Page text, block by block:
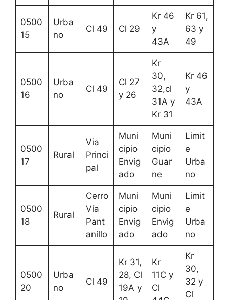
0500
15
Urba
no
Cl 49 Cl 29
Kr 46
y
43A
Kr 61,
63 y
49
0500
16
Urba
no
Cl 49
Cl 27
y 26
Kr
30,
32,cl
31A y
Kr 31
Kr 46
y
43A
0500
17
Rural
Via
Princi
pal
Muni
cipio
Envig
ado
Muni
cipio
Guar
ne
Limit
e
Urba
no
0500
18
Rural
Cerro
Vía
Pant
anillo
Muni
cipio
Envig
ado
Muni
cipio
Envig
ado
Limit
e
Urba
no
0500
20
Urba
no
Cl 49
Kr 31,
28, Cl
19A y
Kr
11C y
Cl
Kr
30,
32 y
Cl